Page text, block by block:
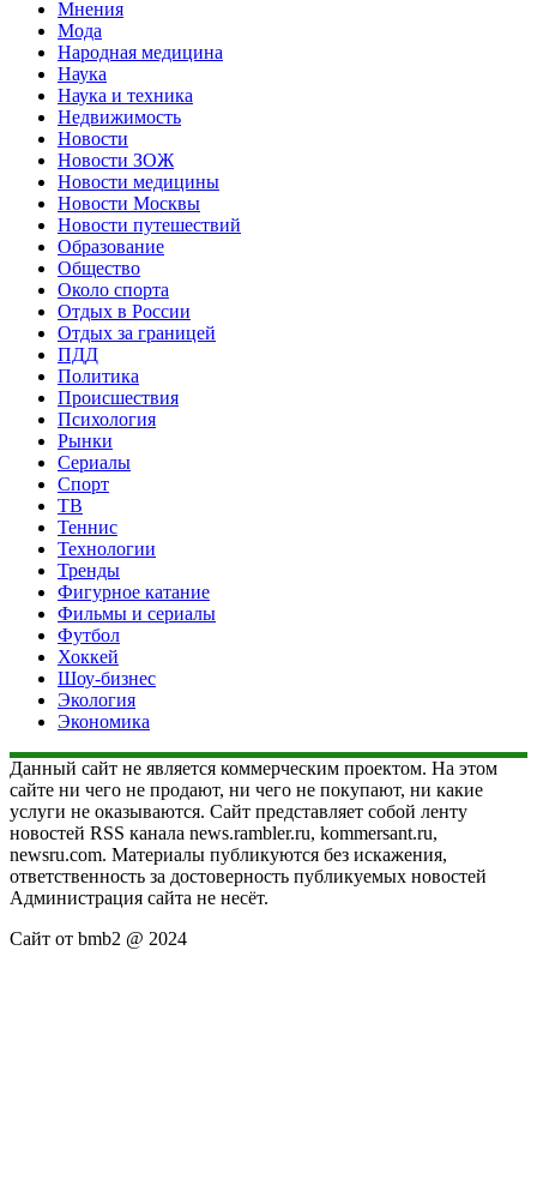
Мнения
Мода
Народная медицина
Наука
Наука и техника
Недвижимость
Новости
Новости ЗОЖ
Новости медицины
Новости Москвы
Новости путешествий
Образование
Общество
Около спорта
Отдых в России
Отдых за границей
ПДД
Политика
Происшествия
Психология
Рынки
Сериалы
Спорт
ТВ
Теннис
Технологии
Тренды
Фигурное катание
Фильмы и сериалы
Футбол
Хоккей
Шоу-бизнес
Экология
Экономика
Данный сайт не является коммерческим проектом. На этом
сайте ни чего не продают, ни чего не покупают, ни какие
услуги не оказываются. Сайт представляет собой ленту
новостей RSS канала news.rambler.ru, kommersant.ru,
newsru.com. Материалы публикуются без искажения,
ответственность за достоверность публикуемых новостей
Администрация сайта не несёт.
Сайт от bmb2 @ 2024